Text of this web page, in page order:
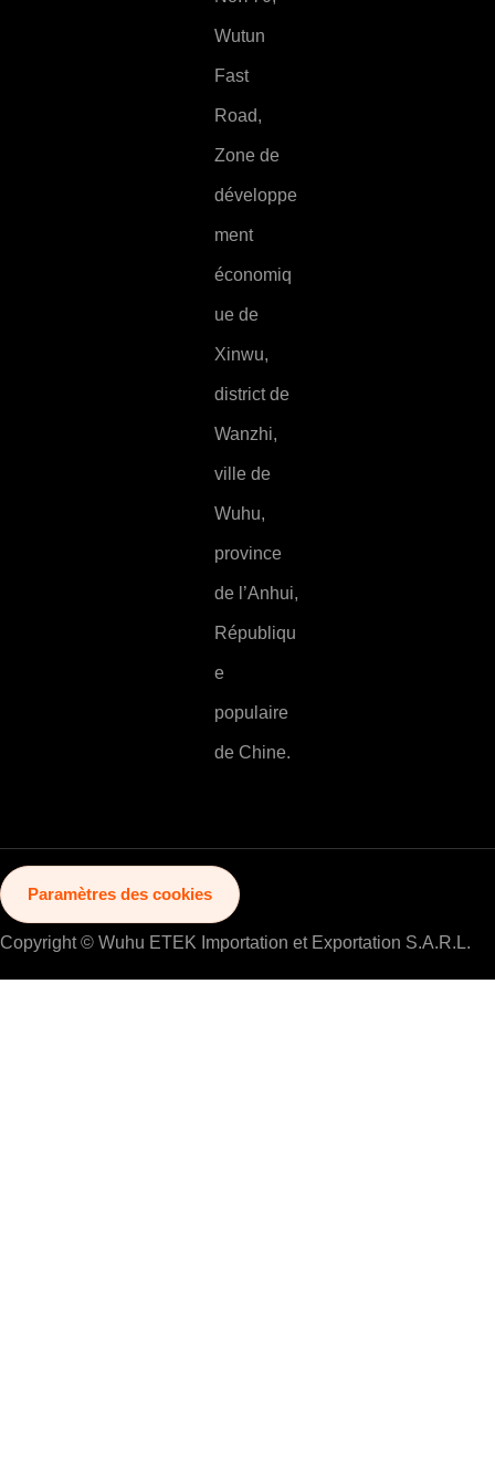
Wutun
Fast
Road,
Zone de
développe
ment
économiq
ue de
Xinwu,
district de
Wanzhi,
ville de
Wuhu,
province
de l’Anhui,
Républiqu
e
populaire
de Chine.
Paramètres des cookies
Copyright © Wuhu ETEK Importation et Exportation S.A.R.L.